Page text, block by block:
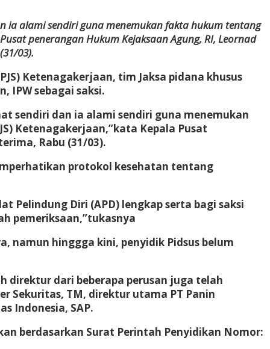
ia alami sendiri guna menemukan fakta hukum tentang
penerangan Hukum Kejaksaan Agung, RI, Leornad
03).
Ketenagakerjaan, tim Jaksa pidana khusus
IPW sebagai saksi.
sendiri dan ia alami sendiri guna menemukan
Ketenagakerjaan,”kata Kepala Pusat
Rabu (31/03).
protokol kesehatan tentang
Pelindung Diri (APD) lengkap serta bagi saksi
pemeriksaan,”tukasnya
namun hinggga kini, penyidik Pidsus belum
direktur dari beberapa perusan juga telah
Sekuritas, TM, direktur utama PT Panin
Indonesia, SAP.
berdasarkan Surat Perintah Penyidikan Nomor: